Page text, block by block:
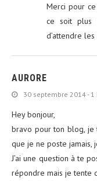
Merci pour ce
ce soit plus
d’attendre
AURORE
30 septembre 2014 - 1
Hey bonjour,
bravo pour ton blog, je
que je ne poste jamais,
J’ai une question à te
répondre mais je tente